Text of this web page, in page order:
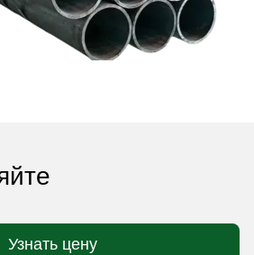
Узнать цену